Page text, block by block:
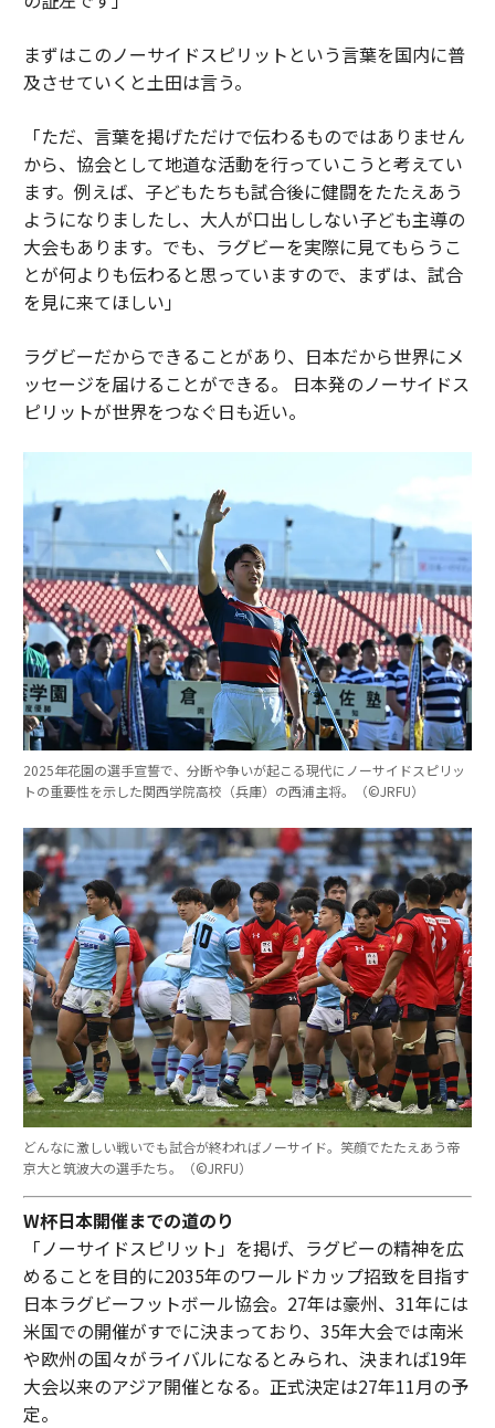
まずはこのノーサイドスピリットという言葉を国内に普
及させていくと土田は言う。
「ただ、言葉を掲げただけで伝わるものではありません
から、協会として地道な活動を行っていこうと考えてい
ます。例えば、子どもたちも試合後に健闘をたたえあう
ようになりましたし、大人が口出ししない子ども主導の
大会もあります。でも、ラグビーを実際に見てもらうこ
とが何よりも伝わると思っていますので、まずは、試合
を見に来てほしい」
ラグビーだからできることがあり、日本だから世界にメ
ッセージを届けることができる。 日本発のノーサイドス
ピリットが世界をつなぐ日も近い。
2025年花園の選手宣誓で、分断や争いが起こる現代にノーサイドスピリッ
トの重要性を示した関西学院高校（兵庫）の西浦主将。（©︎JRFU）
どんなに激しい戦いでも試合が終わればノーサイド。笑顔でたたえあう帝
京大と筑波大の選手たち。（©︎JRFU）
W杯日本開催までの道のり
「ノーサイドスピリット」を掲げ、ラグビーの精神を広
めることを目的に2035年のワールドカップ招致を目指す
日本ラグビーフットボール協会。27年は豪州、31年には
米国での開催がすでに決まっており、35年大会では南米
や欧州の国々がライバルになるとみられ、決まれば19年
大会以来のアジア開催となる。正式決定は27年11月の予
定。